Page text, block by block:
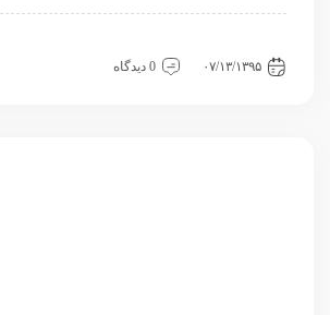
۰۷/۱۳/۱۳۹۵
0 دیدگاه